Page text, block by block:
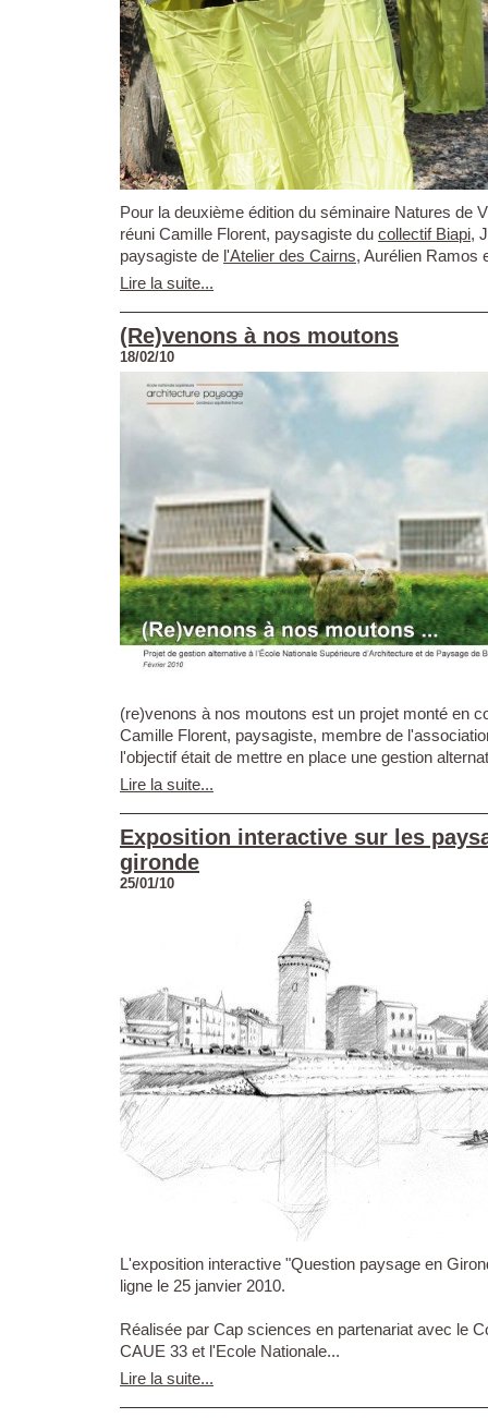
Pour la deuxième édition du séminaire Natures de
réuni Camille Florent, paysagiste du collectif Biapi,
paysagiste de l'Atelier des Cairns, Aurélien Ramos
Lire la suite...
(Re)venons à nos moutons
18/02/10
(re)venons à nos moutons est un projet monté en
Camille Florent, paysagiste, membre de
l'objectif était de mettre en place une gestion
Lire la suite...
Exposition interactive sur les
gironde
25/01/10
L'exposition interactive "Question paysage en
ligne le 25 janvier 2010.
Réalisée par Cap sciences en partenariat avec le
CAUE 33 et l'Ecole Nationale...
Lire la suite...